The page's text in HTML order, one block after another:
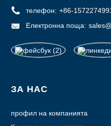
телефон: +86-
Електронна поща:
ЗА НАС
профил на компанията